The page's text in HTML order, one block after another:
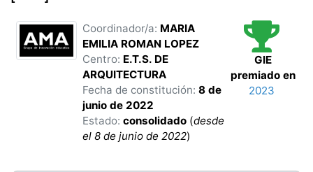
Coordinador/a: MARIA
EMILIA ROMAN LOPEZ
Centro: E.T.S. DE
ARQUITECTURA
Fecha de constitución: 8 de
junio de 2022
Estado: consolidado (desde
el8 de junio de 2022)
GIE
premiado en
2023